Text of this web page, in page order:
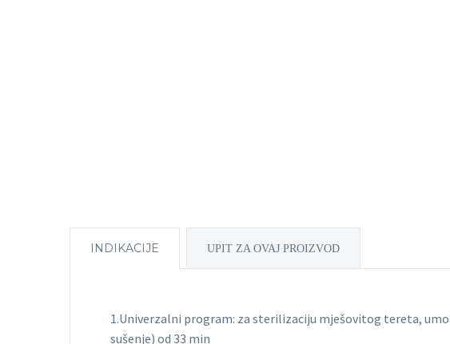
INDIKACIJE UPIT ZA OVAJ PROIZVOD
1.Univerzalni program: za sterilizaciju mješovitog tereta,
sušenje) od 33 min